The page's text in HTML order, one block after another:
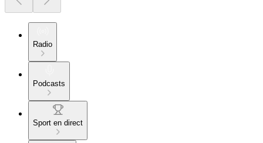
Radio
Podcasts
Sport en direct